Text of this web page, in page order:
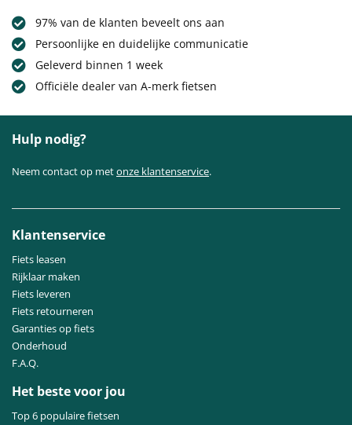
97% van de klanten beveelt ons aan
Persoonlijke en duidelijke communicatie
Geleverd binnen 1 week
Officiële dealer van A-merk fietsen
Hulp nodig?
Neem contact op metonze klantenservice.
Klantenservice
Fiets leasen
Rijklaar maken
Fiets leveren
Fiets retourneren
Garanties op fiets
Onderhoud
F.A.Q.
Het beste voor jou
Top 6 populaire fietsen